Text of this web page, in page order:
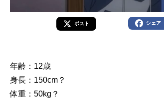
ポスト シェア
年齢：12歳
身長：150cm？
体重：50kg？